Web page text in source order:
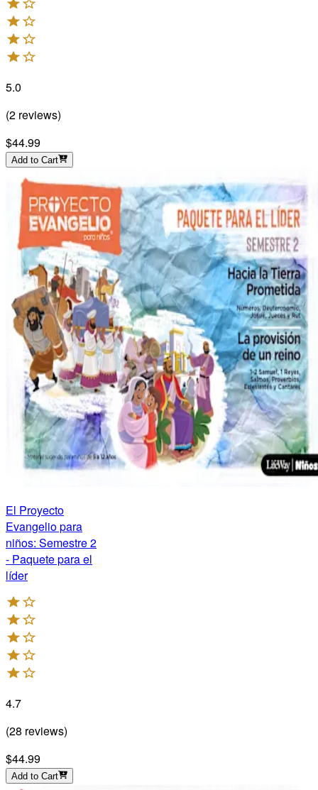
5.0
(2 reviews)
$44.99
Add to Cart
El Proyecto
Evangelio para
niños: Semestre 2
- Paquete para el
líder
4.7
(28 reviews)
$44.99
Add to Cart